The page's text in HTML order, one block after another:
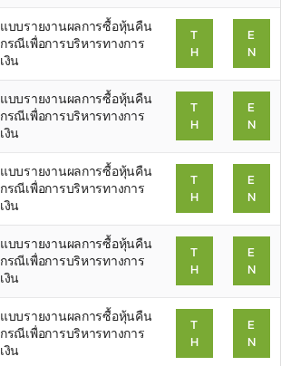
แบบรายงานผลการซื้อหุ้นคืน
กรณีเพื่อการบริหารทางการ
เงิน
T
H
E
N
แบบรายงานผลการซื้อหุ้นคืน
กรณีเพื่อการบริหารทางการ
เงิน
T
H
E
N
แบบรายงานผลการซื้อหุ้นคืน
กรณีเพื่อการบริหารทางการ
เงิน
T
H
E
N
แบบรายงานผลการซื้อหุ้นคืน
กรณีเพื่อการบริหารทางการ
เงิน
T
H
E
N
แบบรายงานผลการซื้อหุ้นคืน
กรณีเพื่อการบริหารทางการ
เงิน
T
H
E
N